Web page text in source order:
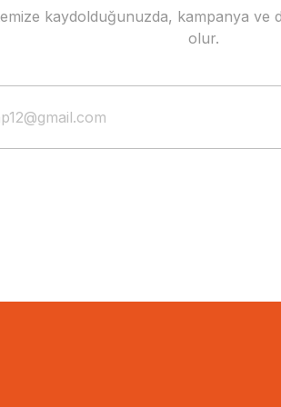
kaydolduğunuzda, kampanya ve
olur.